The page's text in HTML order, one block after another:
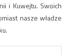
i Kuwejtu. Swoich
nasze władze